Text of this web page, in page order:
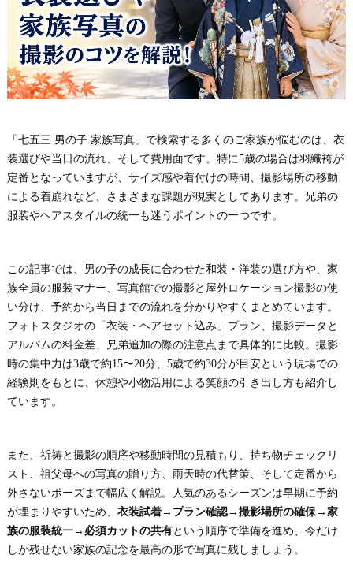
「七五三 男の子 家族写真」で検索する多くのご家族が悩むのは、衣
装選びや当日の流れ、そして費用面です。特に5歳の場合は羽織袴が
定番となっていますが、サイズ感や着付けの時間、撮影場所の移動
による着崩れなど、さまざまな課題が現実としてあります。兄弟の
服装やヘアスタイルの統一も迷うポイントの一つです。
この記事では、男の子の成長に合わせた和装・洋装の選び方や、家
族全員の服装マナー、写真館での撮影と屋外ロケーション撮影の使
い分け、予約から当日までの流れを分かりやすくまとめています。
フォトスタジオの「衣装・ヘアセット込み」プラン、撮影データと
アルバムの料金差、兄弟追加の際の注意点まで具体的に比較。撮影
時の集中力は3歳で約15〜20分、5歳で約30分が目安という現場での
経験則をもとに、休憩や小物活用による笑顔の引き出し方も紹介し
ています。
また、祈祷と撮影の順序や移動時間の見積もり、持ち物チェックリ
スト、祖父母への写真の贈り方、雨天時の代替策、そして定番から
外さないポーズまで幅広く解説。人気のあるシーズンは早期に予約
が埋まりやすいため、 衣装試着→プラン確認→撮影場所の確保→家
族の服装統一→必須カットの共有という順序で準備を進め、今だけ
しか残せない家族の記念を最高の形で写真に残しましょう。